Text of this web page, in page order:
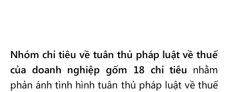
Nhóm chỉ tiêu về tuân thủ pháp luật về thuế
của doanh nghiệp gốm 18 chỉ tiêu nhằm
phản ánh tình hình tuân thủ pháp luật về thuế